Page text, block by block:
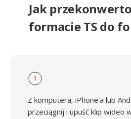
Jak
formacie TS do
1
Z komputera, iPhone'a lub
przeciągnij i upuść klip wideo